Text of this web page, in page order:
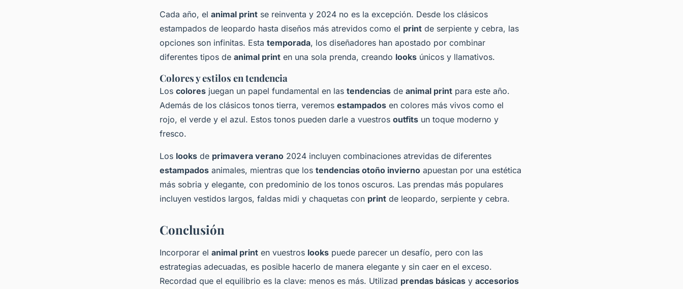
Cada año, el animal print se reinventa y 2024 no es la excepción. Desde los clásicos
estampados de leopardo hasta diseños más atrevidos como el print de serpiente y cebra, las
opciones son infinitas. Esta temporada, los diseñadores han apostado por combinar
diferentes tipos de animal print en una sola prenda, creando looks únicos y llamativos.
Colores y estilos en tendencia
Los colores juegan un papel fundamental en las tendencias de animal print para este año.
Además de los clásicos tonos tierra, veremos estampados en colores más vivos como el
rojo, el verde y el azul. Estos tonos pueden darle a vuestros outfits un toque moderno y
fresco.
Los looks de primavera verano 2024 incluyen combinaciones atrevidas de diferentes
estampados animales, mientras que los tendencias otoño invierno apuestan por una estética
más sobria y elegante, con predominio de los tonos oscuros. Las prendas más populares
incluyen vestidos largos, faldas midi y chaquetas con print de leopardo, serpiente y cebra.
Conclusión
Incorporar el animal print en vuestros looks puede parecer un desafío, pero con las
estrategias adecuadas, es posible hacerlo de manera elegante y sin caer en el exceso.
Recordad que el equilibrio es la clave: menos es más. Utilizad prendas básicas y accesorios